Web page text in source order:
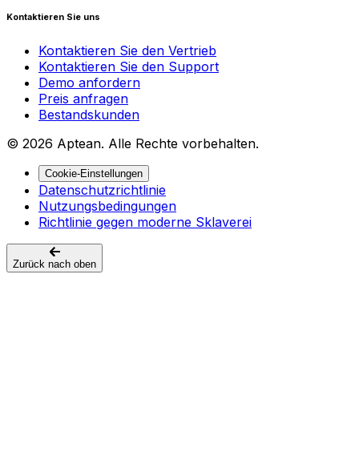
Kontaktieren Sie uns
Kontaktieren Sie den Vertrieb
Kontaktieren Sie den Support
Demo anfordern
Preis anfragen
Bestandskunden
© 2026 Aptean. Alle Rechte vorbehalten.
Cookie-Einstellungen
Datenschutzrichtlinie
Nutzungsbedingungen
Richtlinie gegen moderne Sklaverei
Zurück nach oben